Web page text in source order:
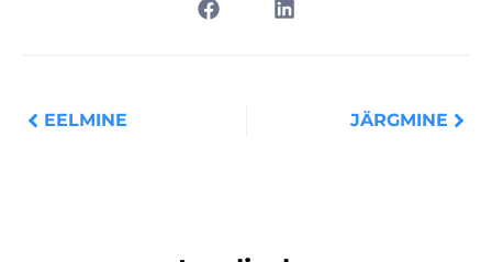
EELMINE JÄRGMINE